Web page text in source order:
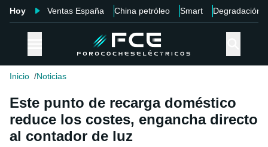
Hoy Ventas España China petróleo Smart Degradación
Inicio Noticias
Este punto de recarga doméstico
reduce los costes, engancha directo
al contador de luz